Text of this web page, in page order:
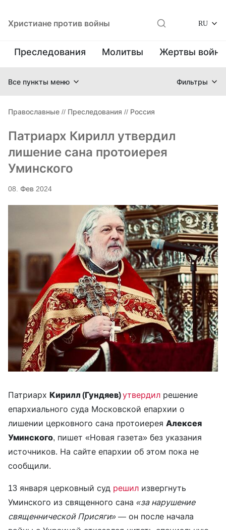
Христиане против войны RU
Преследования Молитвы Жертвы
Все пункты меню Фильтры
Православные // Преследования // Россия
Патриарх Кирилл утвердил
лишение сана протоиерея
Уминского
08. Фев 2024
Патриарх Кирилл (Гундяев)утвердил решение
епархиального суда Московской епархии о
лишении церковного сана протоиерея Алексея
Уминского, пишет «Новая газета» без указания
источников. На сайте епархии об этом пока не
сообщили.
13 января церковный суд решил извергнуть
Уминского из священного сана «за нарушение
священнической Присяги» — он после начала